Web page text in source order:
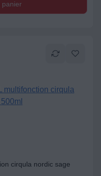
cirqula nordic sage